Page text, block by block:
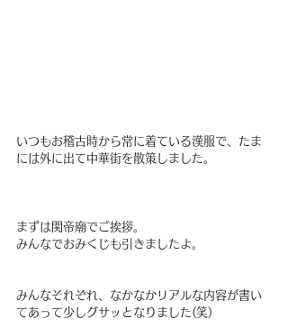
いつもお稽古時から常に着ている漢服で、たま
には外に出て中華街を散策しました。
まずは関帝廟でご挨拶。
みんなでおみくじも引きましたよ。
みんなそれぞれ、なかなかリアルな内容が書い
てあって少しグサッとなりました(笑)